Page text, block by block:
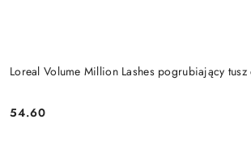
Loreal Volume Million Lashes pogrubiający
Cena:
54.60